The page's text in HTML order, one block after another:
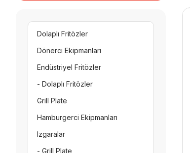
Dolaplı Fritözler
Dönerci Ekipmanları
Endüstriyel Fritözler
- Dolaplı Fritözler
Grill Plate
Hamburgerci Ekipmanları
Izgaralar
- Grill Plate